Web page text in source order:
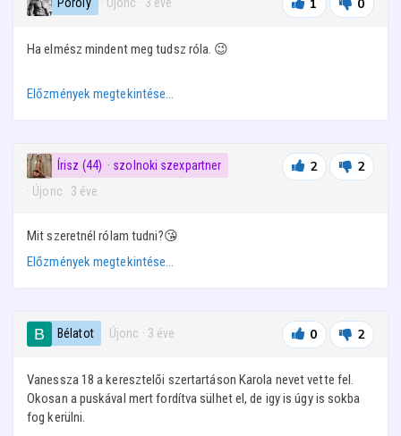
1 0
Ha elmész mindent meg tudsz róla. 😉
Előzmények megtekintése…
Írisz (44) · szolnoki szexpartner
· Újonc · 3 éve
2 2
Mit szeretnél rólam tudni?😘
Előzmények megtekintése…
Bélatot · Újonc · 3 éve 0 2
Vanessza 18 a keresztelői szertartáson Karola nevet vette fel.
Okosan a puskával mert fordítva sülhet el, de igy is úgy is sokba
fog kerülni.